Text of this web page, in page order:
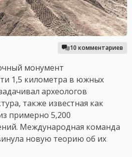
10 комментариев
монумент
1,5 километра в южных
археологов
также известная как
примерно 5,200
Международная команда
новую теорию об их